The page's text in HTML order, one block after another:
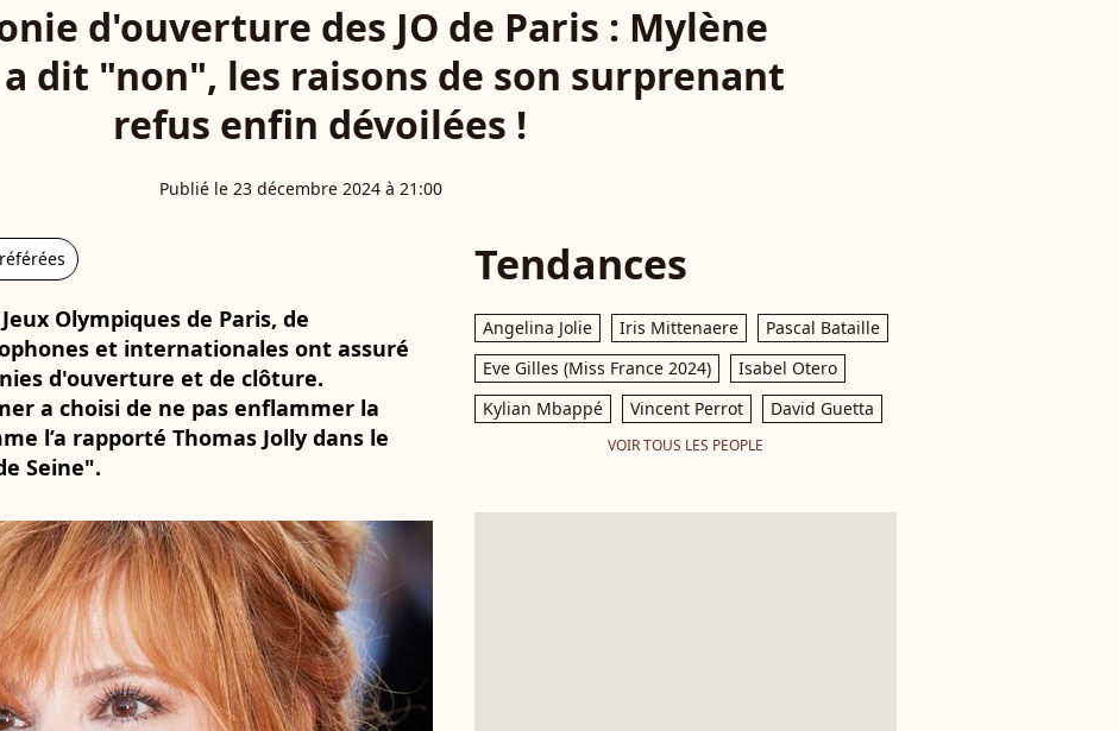
d'ouverture des JO de Paris : Mylène
dit "non", les raisons de son surprenant
refus enfin dévoilées !
Publié le 23 décembre 2024 à 21:00
Olympiques de Paris, de
et internationales ont assuré
d'ouverture et de clôture.
a choisi de ne pas enflammer la
l’a rapporté Thomas Jolly dans le
Seine".
Tendances
Angelina Jolie Iris Mittenaere
Pascal Bataille
Eve Gilles (Miss France 2024)
Isabel Otero
Kylian Mbappé
Vincent Perrot David Guetta
VOIR TOUS LES PEOPLE